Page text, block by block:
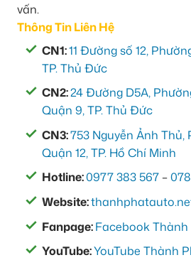
vấn.
Thông Tin Liên Hệ
CN1:11 Đường số 12,
TP. Thủ Đức
CN2:24 Đường D5A,
Quận 9, TP. Thủ Đức
CN3:753 Nguyễn Ảnh
Quận 12, TP. Hồ Chí Minh
Hotline:0977 383 567 –
Website:
Fanpage:Facebook
YouTube:YouTube Thành